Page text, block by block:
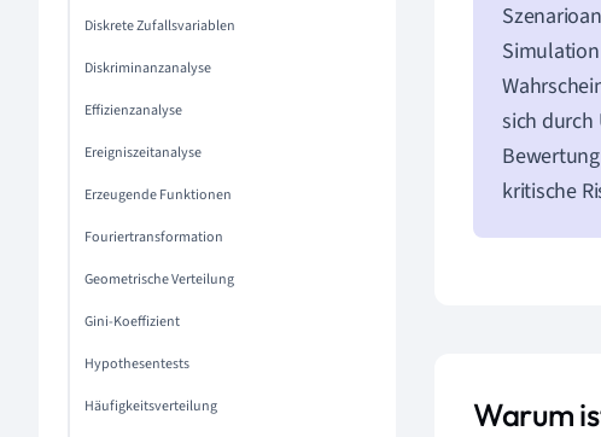
Diskrete Zufallsvariablen
Diskriminanzanalyse
Effizienzanalyse
Ereigniszeitanalyse
Erzeugende Funktionen
Fouriertransformation
Geometrische Verteilung
Gini-Koeffizient
Hypothesentests
Häufigkeitsverteilung
sich durch
kritische
Warum